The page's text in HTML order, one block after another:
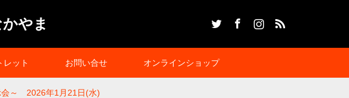
やま
レット お問い合せ オンラインショップ
会～ 2026年1月21日(水)